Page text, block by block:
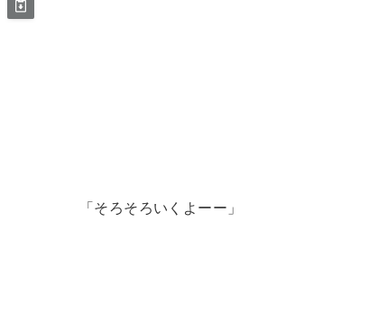
「そろそろいくよーー」